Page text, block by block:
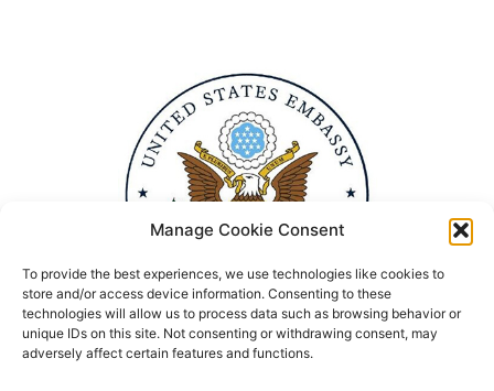
Manage Cookie Consent
To provide the best experiences, we use technologies like cookies to
store and/or access device information. Consenting to these
technologies will allow us to process data such as browsing behavior or
unique IDs on this site. Not consenting or withdrawing consent, may
adversely affect certain features and functions.